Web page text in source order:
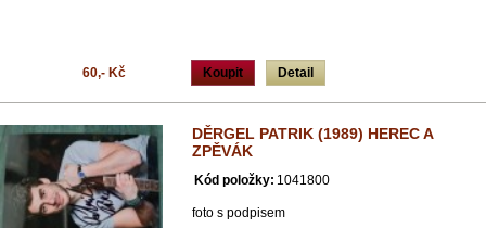
Koupit Detail
60,- Kč
DĚRGEL PATRIK (1989) HEREC A
ZPĚVÁK
Kód položky: 1041800
foto s podpisem